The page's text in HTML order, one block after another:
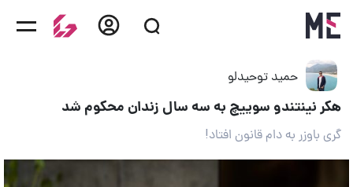
حمید توحیدلو
هکر نینتندو سوییچ به سه سال زندان محکوم شد
گری باوزر به دام قانون افتاد!